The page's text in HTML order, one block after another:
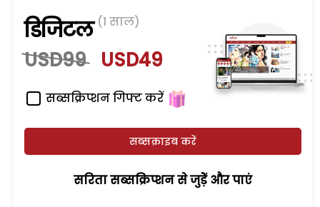
डिजिटल (1 साल)
USD99 USD49
सब्सक्रिप्शन गिफ्ट करें
सब्सक्राइब करें
सरिता सब्सक्रिप्शन से जुड़ेें और पाएं